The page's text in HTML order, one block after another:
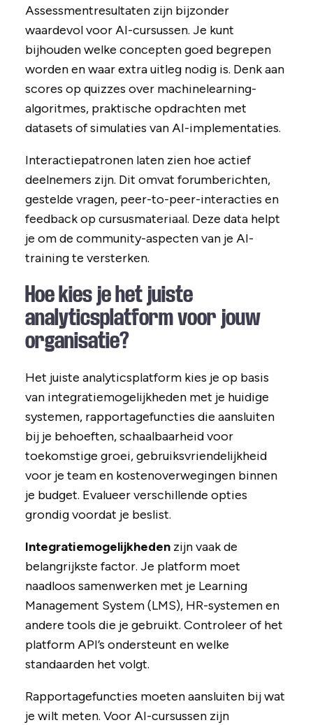
Assessmentresultaten zijn bijzonder
waardevol voor AI-cursussen. Je kunt
bijhouden welke concepten goed begrepen
worden en waar extra uitleg nodig is. Denk aan
scores op quizzes over machinelearning-
algoritmes, praktische opdrachten met
datasets of simulaties van AI-implementaties.
Interactiepatronen laten zien hoe actief
deelnemers zijn. Dit omvat forumberichten,
gestelde vragen, peer-to-peer-interacties en
feedback op cursusmateriaal. Deze data helpt
je om de community-aspecten van je AI-
training te versterken.
Hoe kies je het juiste
analyticsplatform voor jouw
organisatie?
Het juiste analyticsplatform kies je op basis
van integratiemogelijkheden met je huidige
systemen, rapportagefuncties die aansluiten
bij je behoeften, schaalbaarheid voor
toekomstige groei, gebruiksvriendelijkheid
voor je team en kostenoverwegingen binnen
je budget. Evalueer verschillende opties
grondig voordat je beslist.
Integratiemogelijkhedenzijn vaak de
belangrijkste factor. Je platform moet
naadloos samenwerken met je Learning
Management System (LMS), HR-systemen en
andere tools die je gebruikt. Controleer of het
platform API’s ondersteunt en welke
standaarden het volgt.
Rapportagefuncties moeten aansluiten bij wat
je wilt meten. Voor AI-cursussen zijn